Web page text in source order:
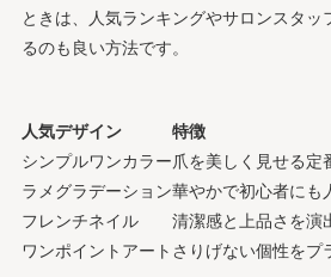
ときは、人気ランキングやサロンスタッ
るのも良い方法です。
人気デザイン
特徴
シンプルワンカラー爪を美しく見せる定
ラメグラデーション華やかで初心者にも
フレンチネイル
清潔感と上品さを演
ワンポイントアート さりげない個性をプ